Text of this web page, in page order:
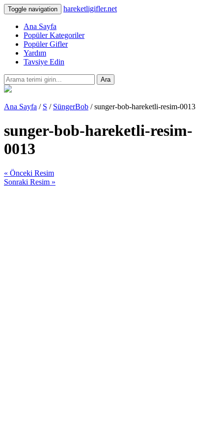
Toggle navigation hareketligifler.net
Ana Sayfa
Popüler Kategoriler
Popüler Gifler
Yardım
Tavsiye Edin
Ara
Ana Sayfa / S / SüngerBob / sunger-bob-hareketli-resim-0013
sunger-bob-hareketli-resim-
0013
« Önceki Resim
Sonraki Resim »